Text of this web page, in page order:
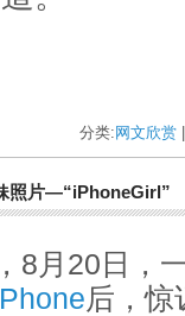
分类: 网文欣赏
照片—“iPhoneGirl”
8月20日，
后，惊